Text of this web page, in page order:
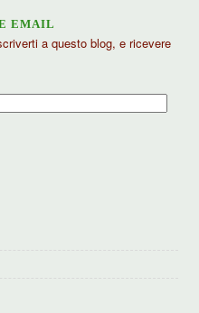
EMAIL
a questo blog, e ricevere